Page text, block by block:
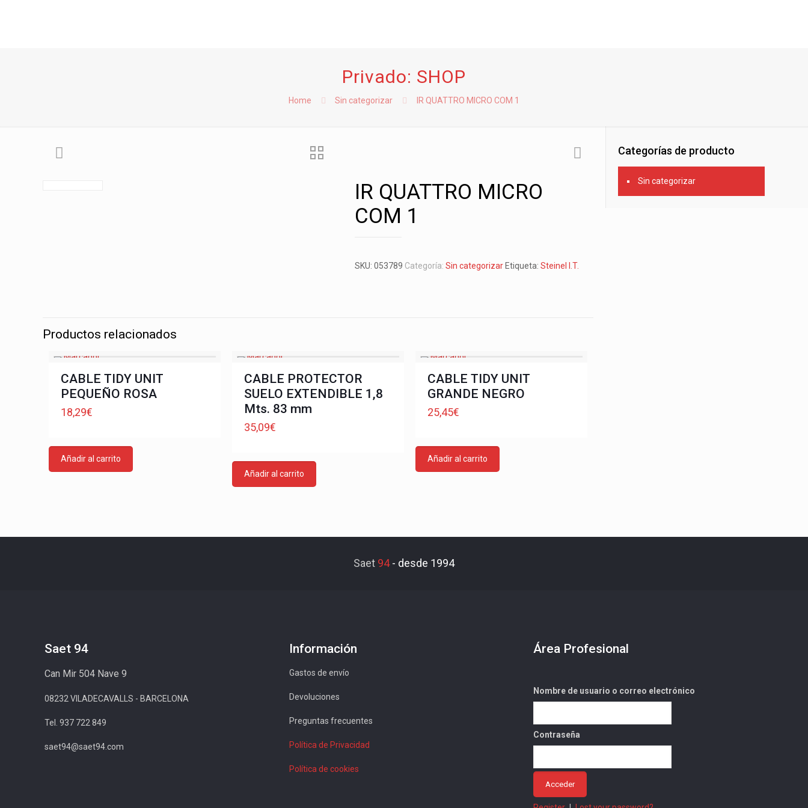
Privado: SHOP
Home Sin categorizar IR QUATTRO MICRO COM 1
IR QUATTRO MICRO
COM 1
SKU:053789 Categoría:Sin categorizar Etiqueta:Steinel I.T.
Productos relacionados
CABLE TIDY UNIT
PEQUEÑO ROSA
18,29€
Añadir al carrito
CABLE PROTECTOR
SUELO EXTENDIBLE 1,8
Mts. 83 mm
35,09€
Añadir al carrito
CABLE TIDY UNIT
GRANDE NEGRO
25,45€
Añadir al carrito
Categorías de producto
Sin categorizar
Saet 94- desde 1994
Saet 94
Can Mir 504 Nave 9
08232 VILADECAVALLS - BARCELONA
Tel. 937 722 849
saet94@saet94.com
Información
Gastos de envío
Devoluciones
Preguntas frecuentes
Política de Privacidad
Política de cookies
Área Profesional
Nombre de usuario o correo electrónico
Contraseña